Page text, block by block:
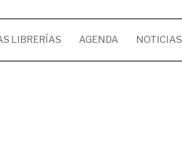
LIBRERÍAS AGENDA NOTICIAS